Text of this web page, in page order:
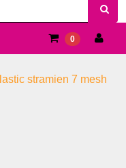
0
stramien 7 mesh